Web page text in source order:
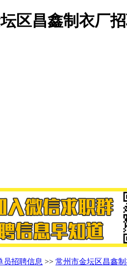
区昌鑫制衣厂
员招聘信息 >> 常州市金坛区昌鑫